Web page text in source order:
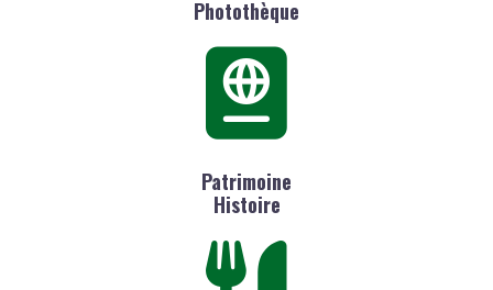
Photothèque
Patrimoine
Histoire